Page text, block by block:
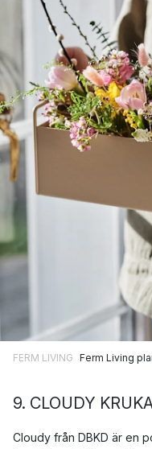
FERM LIVING Ferm Living
9. CLOUDY
Cloudy från DBKD är en